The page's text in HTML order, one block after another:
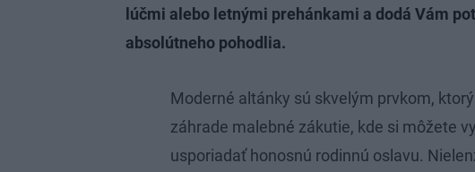
lúčmi alebo letnými prehánkami a dodá Vám
absolútneho pohodlia.
Moderné altánky sú skvelým prvkom,
záhrade malebné zákutie, kde si môžete
usporiadať honosnú rodinnú oslavu.